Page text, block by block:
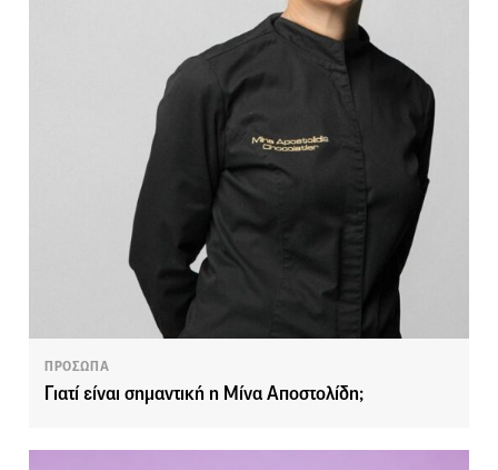
ΠΡΟΣΩΠΑ
Γιατί είναι σημαντική η Μίνα Αποστολίδη;